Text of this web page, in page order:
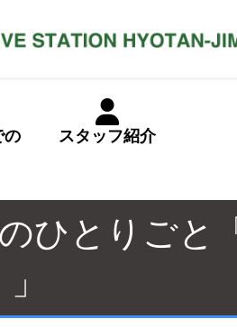
の
スタッフ紹介
ひとりごと